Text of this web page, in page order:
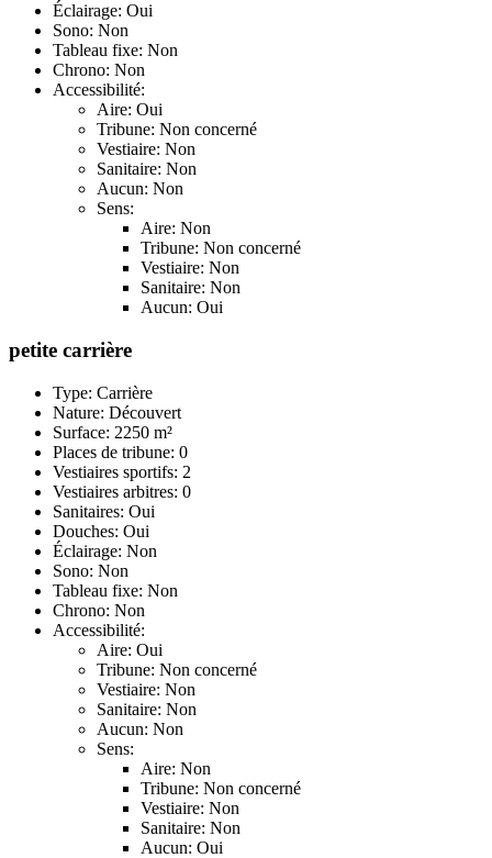
Éclairage: Oui
Sono: Non
Tableau fixe: Non
Chrono: Non
Accessibilité:
Aire: Oui
Tribune: Non concerné
Vestiaire: Non
Sanitaire: Non
Aucun: Non
Sens:
Aire: Non
Tribune: Non concerné
Vestiaire: Non
Sanitaire: Non
Aucun: Oui
petite carrière
Type: Carrière
Nature: Découvert
Surface: 2250 m²
Places de tribune: 0
Vestiaires sportifs: 2
Vestiaires arbitres: 0
Sanitaires: Oui
Douches: Oui
Éclairage: Non
Sono: Non
Tableau fixe: Non
Chrono: Non
Accessibilité:
Aire: Oui
Tribune: Non concerné
Vestiaire: Non
Sanitaire: Non
Aucun: Non
Sens:
Aire: Non
Tribune: Non concerné
Vestiaire: Non
Sanitaire: Non
Aucun: Oui